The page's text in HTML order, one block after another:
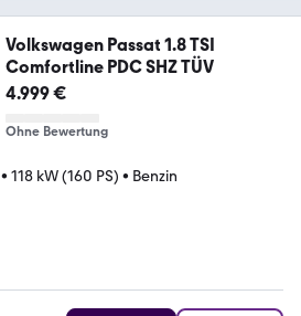
Volkswagen Passat 1.8 TSI
Comfortline PDC SHZ TÜV
4.999 €
Ohne Bewertung
• 118 kW (160 PS) • Benzin